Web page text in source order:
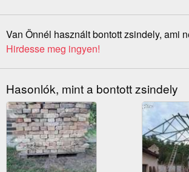
Van Önnél használt bontott zsindely, ami
Hirdesse meg ingyen!
Hasonlók, mint a bontott zsindely